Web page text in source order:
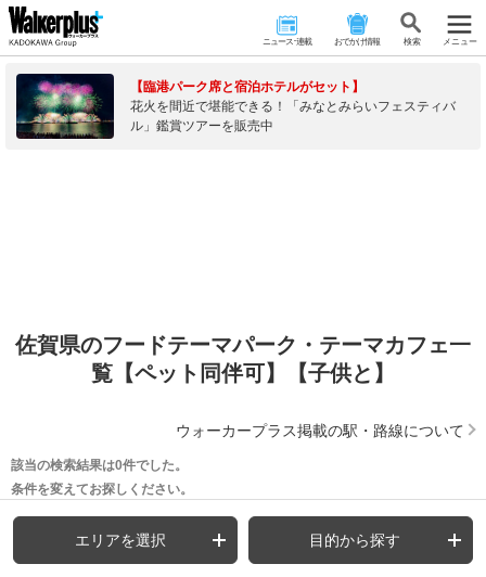
ニュース･連載 おでかけ情報 検 索 メニュー
【臨港パーク席と宿泊ホテルがセット】
花火を間近で堪能できる！「みなとみらいフェスティバ
ル」鑑賞ツアーを販売中
佐賀県のフードテーマパーク・テーマカフェ一
覧【ペット同伴可】【子供と】
ウォーカープラス掲載の駅・路線について
該当の検索結果は0件でした。
条件を変えてお探しください。
エリアを選択 目的から探す